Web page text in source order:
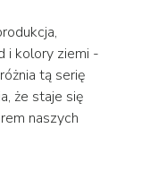
i kolory ziemi -
tą serię
że staje się
naszych